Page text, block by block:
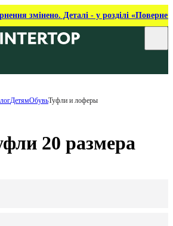
змінено. Деталі - у розділі
ДетямОбувьТуфли и лоферы
20 размера